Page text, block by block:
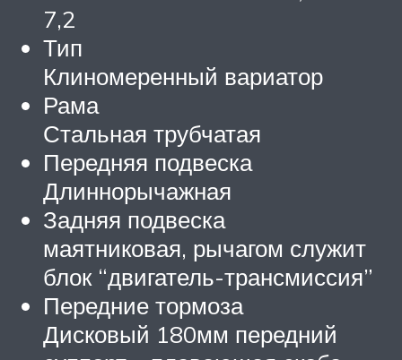
7,2
Тип
Клиномеренный вариатор
Рама
Стальная трубчатая
Передняя подвеска
Длиннорычажная
Задняя подвеска
маятниковая, рычагом служит
блок “двигатель-трансмиссия”
Передние тормоза
Дисковый 180мм передний